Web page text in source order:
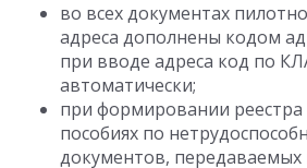
во всех документах
адреса дополнены кодом
при вводе адреса код по
автоматически;
при формировании реестра
пособиях по
документов,